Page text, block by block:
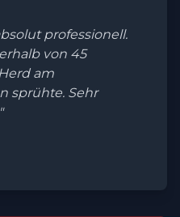
professionell.
von 45
am
sprühte. Sehr